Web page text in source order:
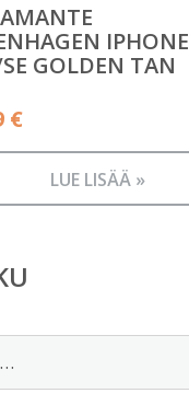
IPHONE
GOLDEN TAN
€
LUE LISÄÄ »